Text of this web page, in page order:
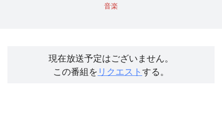
音楽
現在放送予定はございません。
この番組を リクエストする。